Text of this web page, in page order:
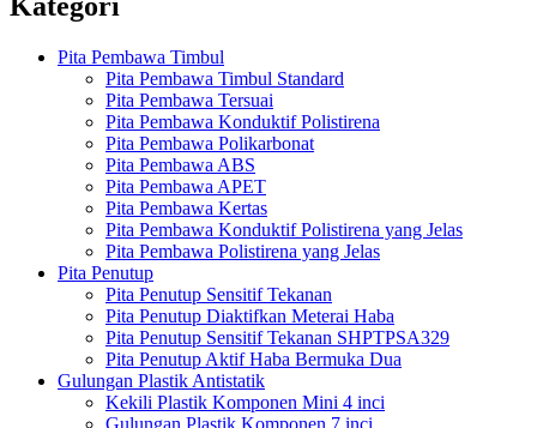
Pita Pembawa Timbul
Pita Pembawa Timbul Standard
Pita Pembawa Tersuai
Pita Pembawa Konduktif Polistirena
Pita Pembawa Polikarbonat
Pita Pembawa ABS
Pita Pembawa APET
Pita Pembawa Kertas
Pita Pembawa Konduktif Polistirena yang Jelas
Pita Pembawa Polistirena yang Jelas
Pita Penutup
Pita Penutup Sensitif Tekanan
Pita Penutup Diaktifkan Meterai Haba
Pita Penutup Sensitif Tekanan SHPTPSA329
Pita Penutup Aktif Haba Bermuka Dua
Gulungan Plastik Antistatik
Kekili Plastik Komponen Mini 4 inci
Gulungan Plastik Komponen 7 inci